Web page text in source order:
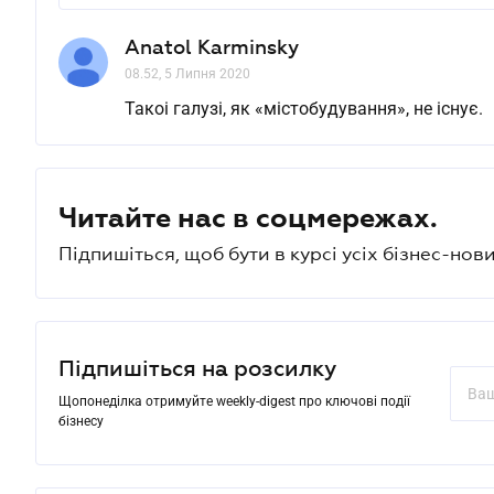
Anatol Karminsky
08.52, 5 Липня 2020
Такоі галузі, як «містобудування», не існує.
Читайте нас в соцмережах.
Підпишіться, щоб бути в курсі усіх бізнес-
Підпишіться на розсилку
Щопонеділка отримуйте weekly-digest про ключові події
бізнесу